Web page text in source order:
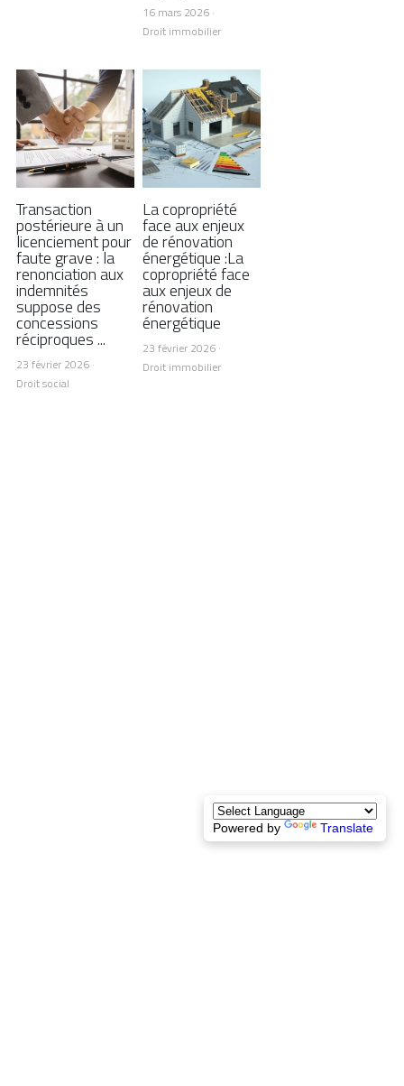
16 mars 2026·
Droit immobilier
Transaction
postérieure à un
licenciement pour
faute grave : la
renonciation aux
indemnités
suppose des
concessions
réciproques ...
23 février 2026·
Droit social
La copropriété
face aux enjeux
de rénovation
énergétique :La
copropriété face
aux enjeux de
rénovation
énergétique
23 février 2026·
Droit immobilier
Powered by Translate